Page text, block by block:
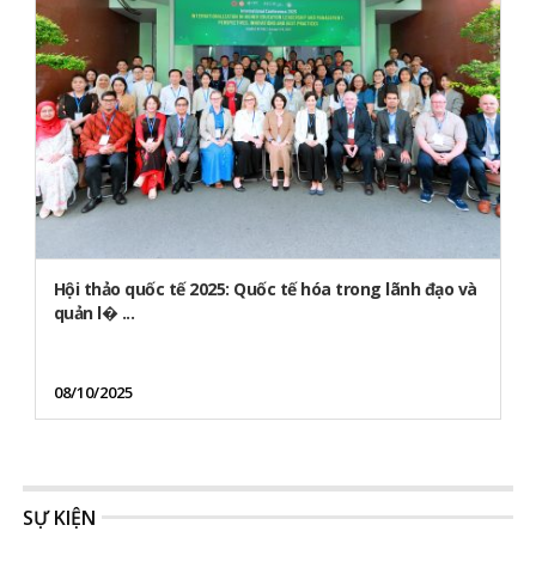
Hội thảo quốc tế 2025: Quốc tế hóa trong lãnh đạo và
quản l� ...
08/10/2025
SỰ KIỆN